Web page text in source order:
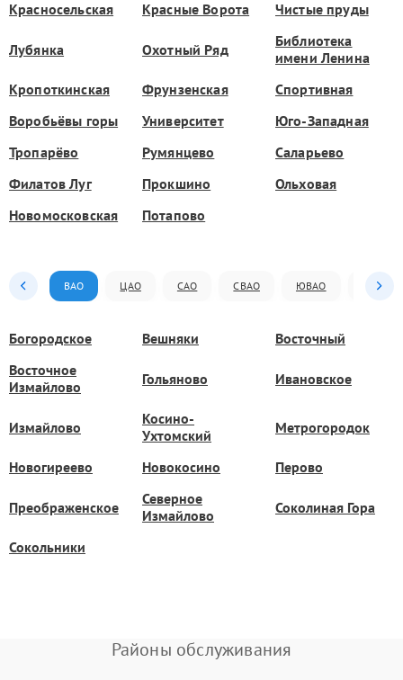
Красносельская Красные Ворота Чистые пруды
Лубянка Охотный Ряд
Библиотека
имени Ленина
Кропоткинская
Фрунзенская
Спортивная
Воробьёвы горы
Университет
Юго-Западная
Тропарёво
Румянцево
Саларьево
Филатов Луг
Прокшино
Ольховая
Новомосковская
Потапово
ВАО ЦАО САО СВАО ЮВАО ЮАО
Богородское Вешняки
Восточный
Восточное
Измайлово
Гольяново Ивановское
Измайлово
Косино-
Ухтомский
Метрогородок
Новогиреево Новокосино Перово
Преображенское
Северное
Измайлово
Соколиная Гора
Сокольники
Районы обслуживания